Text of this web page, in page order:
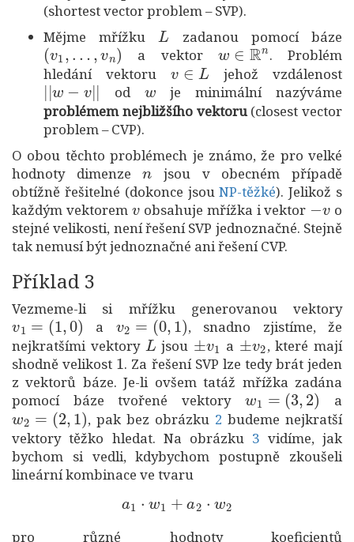
(shortest vector problem – SVP).
Mějme mřížku
zadanou pomocí báze
(v1,… n)
a vektor
w∈ Rn
. Problém
hledání vektoru
v∈L
jehož vzdálenost
||w−v| |
od
w
je minimální nazýváme
problémem nejbližšího vektoru(closest vector
problem – CVP).
O obou těchto problémech je známo, že pro velké
hodnoty dimenze
n
jsou v obecném případě
obtížně řešitelné (dokonce jsouNP-těžké). Jelikož s
každým vektorem
v
obsahuje mřížka i vektor
−v
o
stejné velikosti, není řešení SVP jednoznačné. Stejně
tak nemusí být jednoznačné ani řešení CVP.
Příklad 3
Vezmeme-li si mřížku generovanou vektory
v1=(1,0)
a
2=(0,1)
, snadno zjistíme, že
nejkratšími vektory
L
jsou
±v1
a
±v 2
, které mají
shodně velikost
1
. Za řešení SVP lze tedy brát jeden
z vektorů báze. Je-li ovšem tatáž mřížka zadána
pomocí báze tvořené vektory
w1=(3,2)
a
w2=(2,1 )
, pak bez obrázku 2 budeme nejkratší
vektory těžko hledat. Na obrázku 3 vidíme, jak
bychom si vedli, kdybychom postupně zkoušeli
lineární kombinace ve tvaru
a 1 ⋅w1+a2⋅ w2
pro různé hodnoty koeficientů